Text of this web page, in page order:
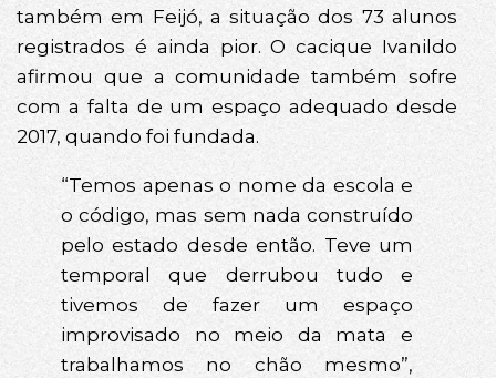
também em Feijó, a situação dos 73 alunos
registrados é ainda pior. O cacique Ivanildo
afirmou que a comunidade também sofre
com a falta de um espaço adequado desde
2017, quando foi fundada.
“Temos apenas o nome da escola e
o código, mas sem nada construído
pelo estado desde então. Teve um
temporal que derrubou tudo e
tivemos de fazer um espaço
improvisado no meio da mata e
trabalhamos no chão mesmo”,